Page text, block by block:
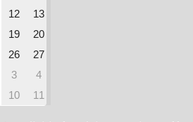
12
13
19
20
26
27
3
4
10 11